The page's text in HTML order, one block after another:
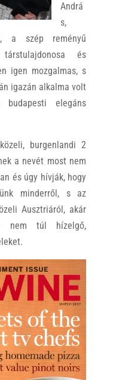
Andrá
s,
a szép reményű
és
igen mozgalmas, s
igazán alkalma volt
elegáns
burgenlandi 2
a nevét most nem
és úgy hívják, hogy
minderről, s az
Ausztriáról, akár
– nem túl hízelgő,